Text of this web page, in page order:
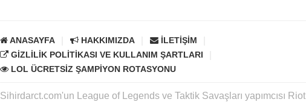
ANASAYFA HAKKIMIZDA
İLETIŞIM
GIZLILIK POLITIKASI VE KULLANIM ŞARTLARI
LOL ÜCRETSIZ ŞAMPIYON ROTASYONU
Sihirdarct.com'un League of Legends ve Taktik Savaşları yapımcısı